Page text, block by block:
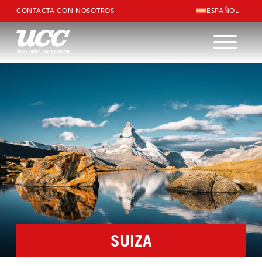
CONTACTA CON NOSOTROS ESPAÑOL
SUIZA